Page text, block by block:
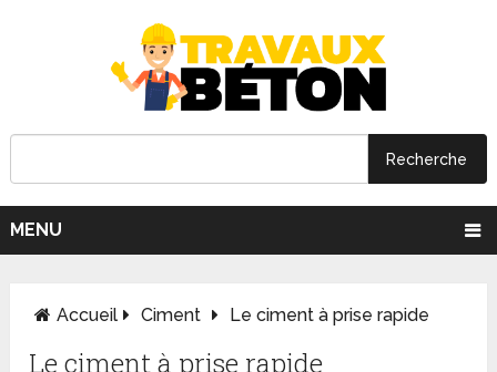
MENU
Accueil Ciment Le ciment à prise rapide
Le ciment à prise rapide